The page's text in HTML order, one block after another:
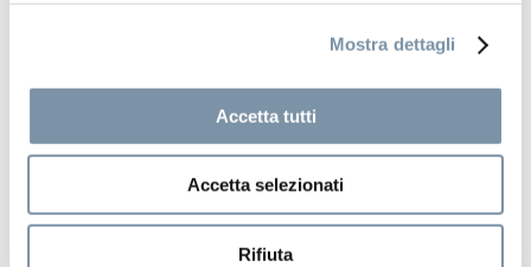
Mostra dettagli
Accetta tutti
Accetta selezionati
Rifiuta